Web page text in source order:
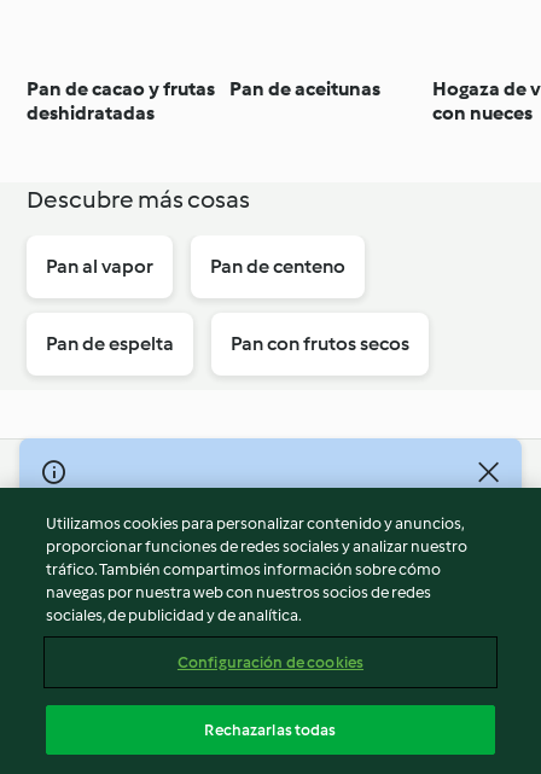
Pan de cacao y frutas
deshidratadas
Pan de aceitunas
Hogaza de
con nueces
Descubre más cosas
Pan al vapor Pan de centeno
Pan de espelta Pan con frutos secos
© Copyright 2026
Términos de uso
Política de privacidad
Aviso legal
Información legal
Reportar contenido
Declaración de accesibilidad
Utilizamos cookies para personalizar contenido y anuncios,
proporcionar funciones de redes sociales y analizar nuestro
tráfico. También compartimos información sobre cómo
navegas por nuestra web con nuestros socios de redes
sociales, de publicidad y de analítica.
Configuración de cookies
Rechazarlas todas